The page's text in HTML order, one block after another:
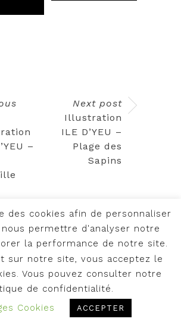
–
Next post
Illustration
ILE D’YEU –
Plage des
Sapins
tous droits réservés
FACTORY |Mentions légales
de confidentialité|
générales de vente
des cookies afin de personnaliser
permettre d'analyser notre
la performance de notre site.
sur notre site, vous acceptez le
Vous pouvez consulter notre
de confidentialité.
Cookies
ACCEPTER